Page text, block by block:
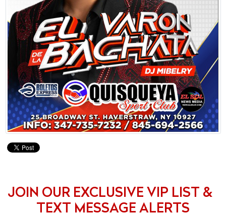
JOIN OUR EXCLUSIVE VIP LIST &
TEXT MESSAGE ALERTS